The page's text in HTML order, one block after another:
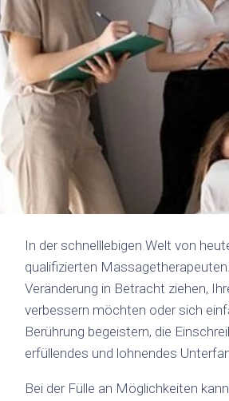
In der schnelllebigen Welt von
qualifizierten
Veränderung in Betracht ziehen,
verbessern möchten oder sich
Berührung begeistern, die
erfüllendes und lohnendes
Bei der Fülle an Möglichkeiten